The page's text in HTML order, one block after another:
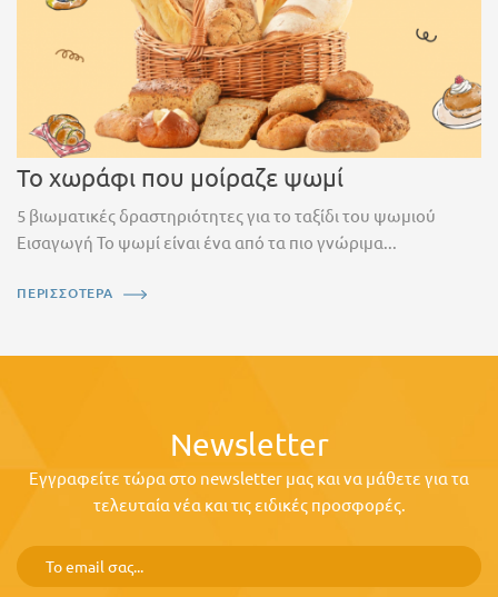
Το χωράφι που μοίραζε ψωμί
5 βιωματικές δραστηριότητες για το ταξίδι του ψωμιού
Εισαγωγή Το ψωμί είναι ένα από τα πιο γνώριμα...
ΠΕΡΙΣΣΟΤΕΡΑ
Newsletter
Εγγραφείτε τώρα στο newsletter μας και να μάθετε για τα
τελευταία νέα και τις ειδικές προσφορές.